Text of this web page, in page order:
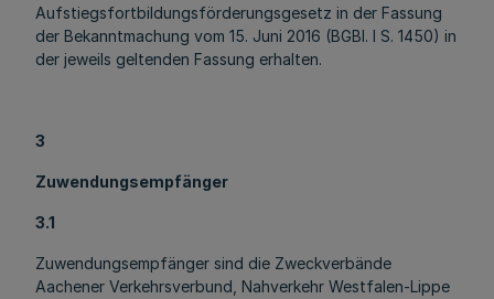
Aufstiegsfortbildungsförderungsgesetz in der Fassung
der Bekanntmachung vom 15. Juni 2016 (BGBl. I S. 1450) in
der jeweils geltenden Fassung erhalten.
3
Zuwendungsempfänger
3.1
Zuwendungsempfänger sind die Zweckverbände
Aachener Verkehrsverbund, Nahverkehr Westfalen-Lippe